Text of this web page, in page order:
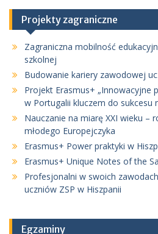
Projekty zagraniczne
Zagraniczna mobilność
szkolnej
Budowanie kariery zawodowej
Projekt Erasmus+ „Innowacyjne
w Portugalii kluczem do sukcesu
Nauczanie na miarę XXI wieku –
młodego Europejczyka
Erasmus+ Power praktyki w
Erasmus+ Unique Notes of the
Profesjonalni w swoich
uczniów ZSP w Hiszpanii
Egzaminy